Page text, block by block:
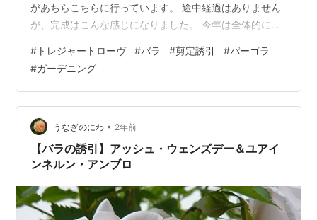
があちらこちらに行っています。 途中経過はありません
が、完成はこんな感じになりました。 今年は全体的にパ
って、新しいシュートと交換しています。 基本的に妻が
作業をしていたのですが、この交換が大変そうでした。
最初は誘引をほどかずに剪定していたのですが、場所が
場所だけにどの枝を切れば良いか、パーゴラにくくりつ
ければいいかの判断が難しく、結局半分くらいは一旦ほ
どいて地上での剪定をしました。 今…
# トレジャートローヴ #バラ #剪定誘引 #パーゴラ
#ガーデニング
うなぎのにわ • 2年前
【バラの誘引】アッシュ・ウェンズデー＆ユアイ
ンネルン・アンブロ